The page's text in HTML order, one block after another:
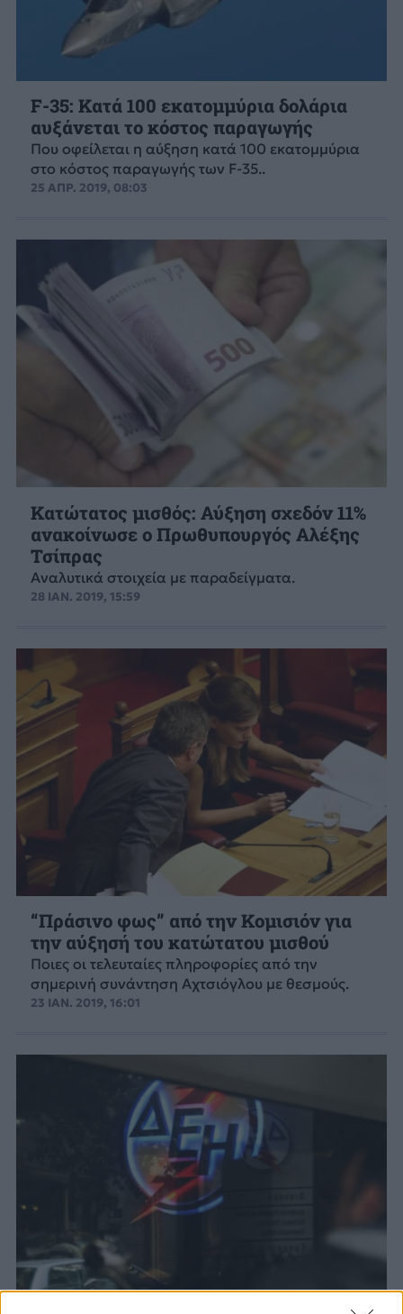
F-35: Κατά 100 εκατομμύρια δολάρια
αυξάνεται το κόστος παραγωγής
Που οφείλεται η αύξηση κατά 100 εκατομμύρια
στο κόστος παραγωγής των F-35..
25 ΑΠΡ. 2019, 08:03
Κατώτατος μισθός: Αύξηση σχεδόν 11%
ανακοίνωσε ο Πρωθυπουργός Αλέξης
Τσίπρας
Αναλυτικά στοιχεία με παραδείγματα.
28 ΙΑΝ. 2019, 15:59
“Πράσινο φως” από την Κομισιόν για
την αύξησή του κατώτατου μισθού
Ποιες οι τελευταίες πληροφορίες από την
σημερινή συνάντηση Αχτσιόγλου με θεσμούς.
23 ΙΑΝ. 2019, 16:01